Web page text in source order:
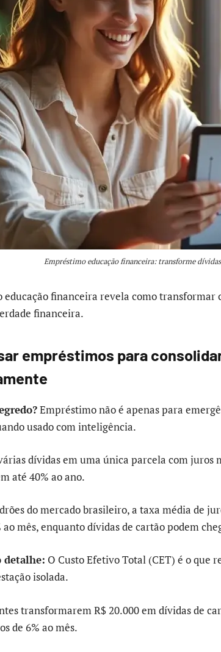
Empréstimo educação financeira: transforme
educação financeira revela como
financeira.
empréstimos para
Empréstimo não é apenas para
usado com inteligência.
dívidas em uma única parcela com juros
até 40% ao ano.
do mercado brasileiro, a taxa média de
ao mês, enquanto dívidas de cartão podem
detalhe: O Custo Efetivo Total (CET) é o que
isolada.
transformarem R$ 20.000 em dívidas de
de 6% ao mês.